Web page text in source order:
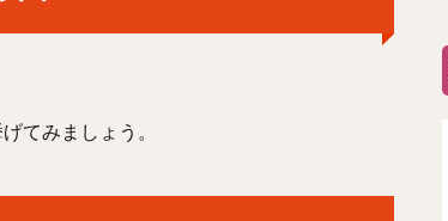
てみましょう。